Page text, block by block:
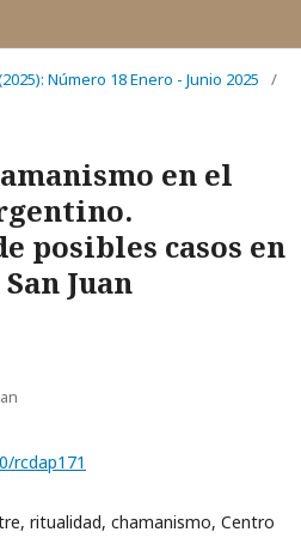
Número 18 Enero - Junio 2025
/
en el
posibles casos en
Juan
rcdap171
ritualidad, chamanismo, Centro